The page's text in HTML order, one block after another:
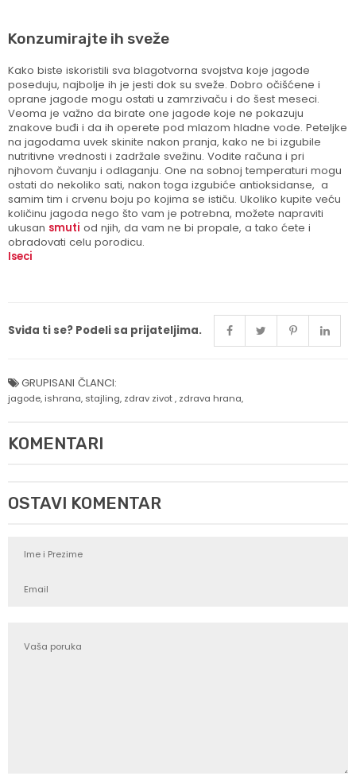
Konzumirajte ih sveže
Kako biste iskoristili sva blagotvorna svojstva koje jagode
poseduju, najbolje ih je jesti dok su sveže. Dobro očišćene i
oprane jagode mogu ostati u zamrzivaču i do šest meseci.
Veoma je važno da birate one jagode koje ne pokazuju
znakove buđi i da ih operete pod mlazom hladne vode. Peteljke
na jagodama uvek skinite nakon pranja, kako ne bi izgubile
nutritivne vrednosti i zadržale svežinu. Vodite računa i pri
njhovom čuvanju i odlaganju. One na sobnoj temperaturi mogu
ostati do nekoliko sati, nakon toga izgubiće antioksidanse, a
samim tim i crvenu boju po kojima se ističu. Ukoliko kupite veću
količinu jagoda nego što vam je potrebna, možete napraviti
ukusan smuti od njih, da vam ne bi propale, a tako ćete i
obradovati celu porodicu.
Iseci
Sviđa ti se? Podeli sa prijateljima.
GRUPISANI ČLANCI:
jagode, ishrana, stajling, zdrav zivot, zdrava hrana,
KOMENTARI
OSTAVI KOMENTAR